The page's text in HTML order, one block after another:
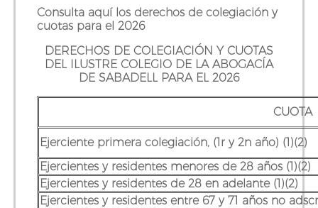
Consulta aquí los derechos de colegiación y
cuotas para el 2026
DERECHOS DE COLEGIACIÓN Y CUOTAS
DEL ILUSTRE COLEGIO DE LA ABOGACÍA
DE SABADELL PARA EL 2026
CUOTA
Ejerciente primera colegiación, (1r y 2n año) (1)(2)
Ejercientes y residentes menores de 28 años (1)(2)
Ejercientes y residentes de 28 en adelante (1)(2)
Ejercientes y residentes entre 67 y 71 años no